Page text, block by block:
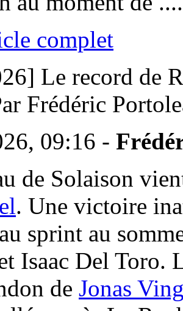
complet
Le record de
Frédéric
09:16 -
de Solaison
. Une victoire
sprint au
Isaac Del Toro.
de Jonas